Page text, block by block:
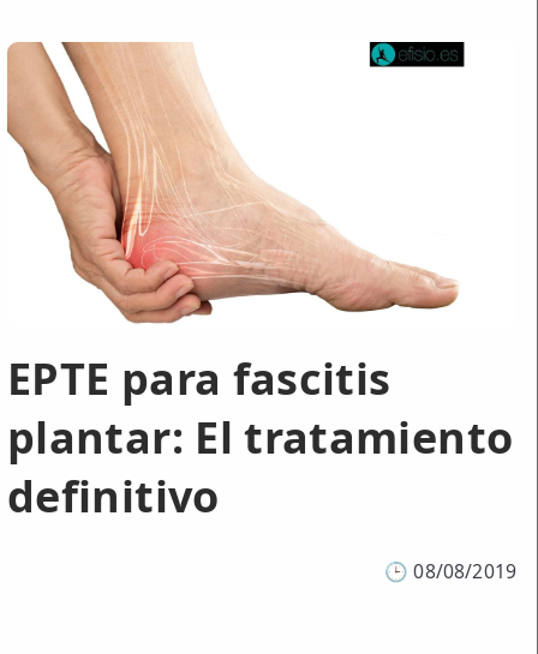
EPTE para fascitis
plantar: El tratamiento
definitivo
🕒 08/08/2019